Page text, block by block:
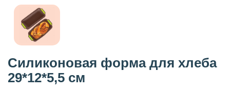
Силиконовая форма для хлеба
29*12*5,5 см